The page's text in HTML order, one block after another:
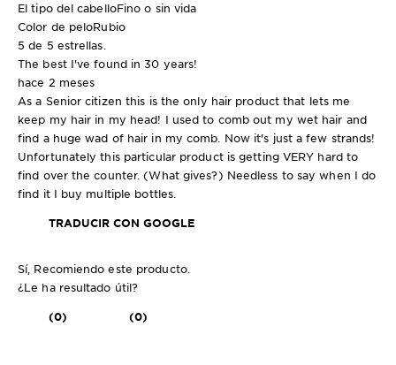
El tipo del cabelloFino o sin vida
Color de peloRubio
5 de 5 estrellas.
The best I've found in 30 years!
hace 2 meses
As a Senior citizen this is the only hair product that lets me
keep my hair in my head! I used to comb out my wet hair and
find a huge wad of hair in my comb. Now it's just a few strands!
Unfortunately this particular product is getting VERY hard to
find over the counter. (What gives?) Needless to say when I do
find it I buy multiple bottles.
TRADUCIR CON GOOGLE
Sí, Recomiendo este producto.
¿Le ha resultado útil?
(0) (0)